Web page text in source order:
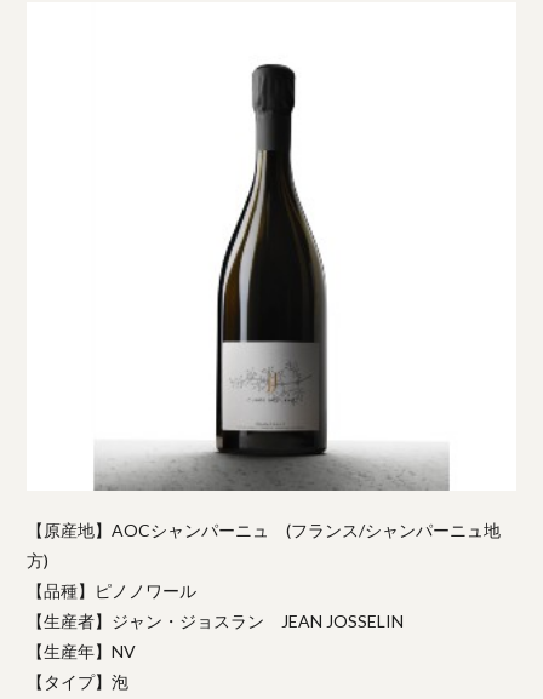
【原産地】AOCシャンパーニュ (フランス/シャンパーニュ地
方)
【品種】ピノノワール
【生産者】ジャン・ジョスラン JEAN JOSSELIN
【生産年】NV
【タイプ】泡